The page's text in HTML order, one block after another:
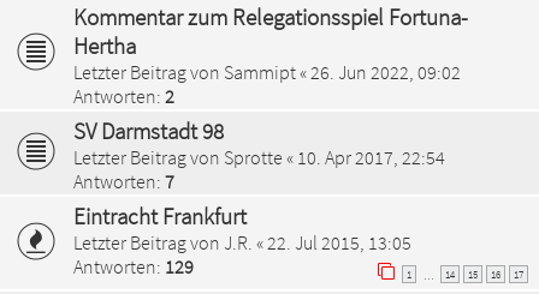
Kommentar zum Relegationsspiel Fortuna-
Hertha
Letzter Beitrag von Sammipt« 26. Jun 2022, 09:02
Antworten: 2
SV Darmstadt 98
Letzter Beitrag von Sprotte « 10. Apr 2017, 22:54
Antworten: 7
Eintracht Frankfurt
Letzter Beitrag von J.R. « 22. Jul 2015, 13:05
Antworten: 129 1 14 15 16 17